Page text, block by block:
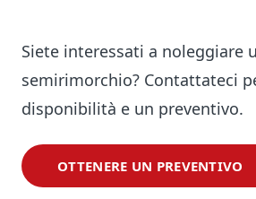
Siete interessati a noleggiare
semirimorchio? Contattateci
disponibilità e un preventivo.
OTTENERE UN PREVENTIVO